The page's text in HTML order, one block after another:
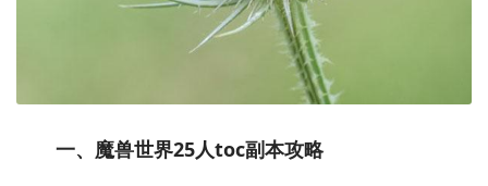
一、魔兽世界25人toc副本攻略